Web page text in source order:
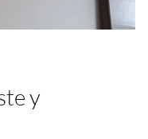
y